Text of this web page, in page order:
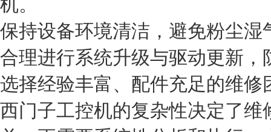
机。
保持设备环境清洁，避免粉尘湿
合理进行系统升级与驱动更新，
选择经验丰富、配件充足的维
西门子工控机的复杂性决定了